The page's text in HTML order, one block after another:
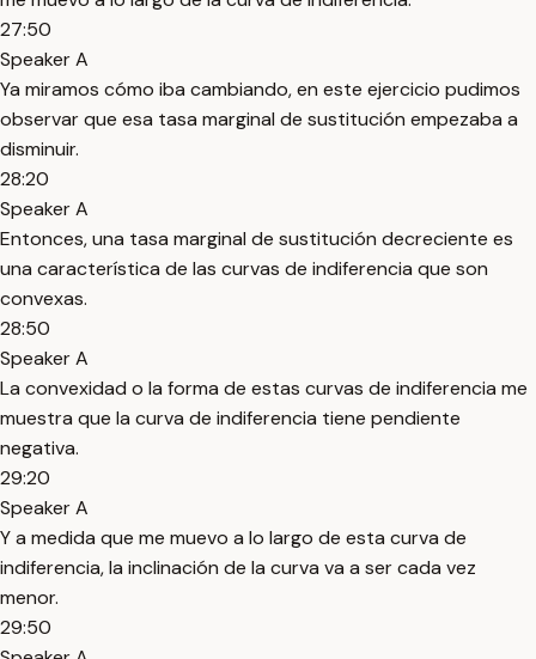
27:50
Speaker A
Ya miramos cómo iba cambiando, en este ejercicio pudimos
observar que esa tasa marginal de sustitución empezaba a
disminuir.
28:20
Speaker A
Entonces, una tasa marginal de sustitución decreciente es
una característica de las curvas de indiferencia que son
convexas.
28:50
Speaker A
La convexidad o la forma de estas curvas de indiferencia me
muestra que la curva de indiferencia tiene pendiente
negativa.
29:20
Speaker A
Y a medida que me muevo a lo largo de esta curva de
indiferencia, la inclinación de la curva va a ser cada vez
menor.
29:50